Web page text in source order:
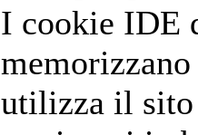
I cookie IDE
utilizza il sito